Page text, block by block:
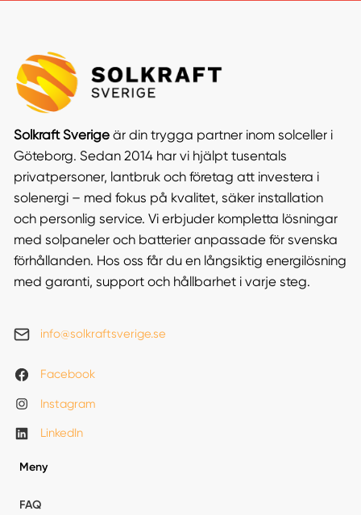
Solkraft Sverigeär din trygga partner inom solceller i
Göteborg. Sedan 2014 har vi hjälpt tusentals
privatpersoner, lantbruk och företag att investera i
solenergi – med fokus på kvalitet, säker installation
och personlig service. Vi erbjuder kompletta lösningar
med solpaneler och batterier anpassade för svenska
förhållanden. Hos oss får du en långsiktig energilösning
med garanti, support och hållbarhet i varje steg.
info@solkraftsverige.se
Facebook
Instagram
LinkedIn
Meny
FAQ